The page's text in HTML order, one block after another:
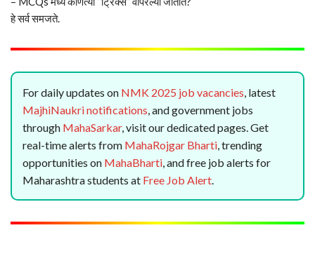
हे सर्व समजते.
For daily updates on NMK 2025 job vacancies , latest
MajhiNaukri notifications , and government jobs
through MahaSarkar, visit our dedicated pages. Get
real-time alerts from MahaRojgar Bharti , trending
opportunities on MahaBharti , and free job alerts for
Maharashtra students at Free Job Alert